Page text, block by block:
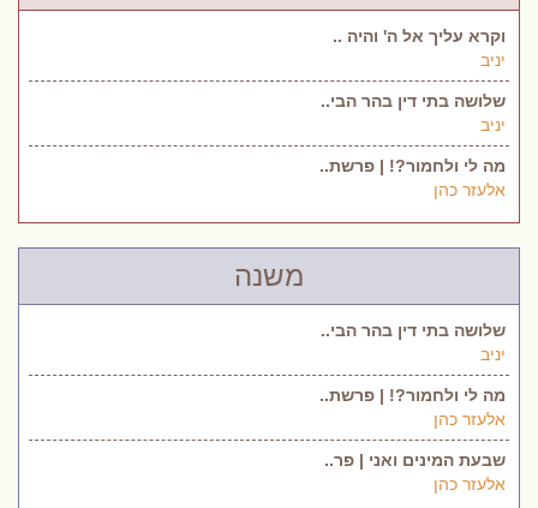
וקרא עליך אל ה' והיה ..
יניב
שלושה בתי דין בהר הבי..
יניב
מה לי ולחמור?! | פרשת..
אלעזר כהן
משנה
שלושה בתי דין בהר הבי..
יניב
מה לי ולחמור?! | פרשת..
אלעזר כהן
שבעת המינים ואני | פר..
אלעזר כהן